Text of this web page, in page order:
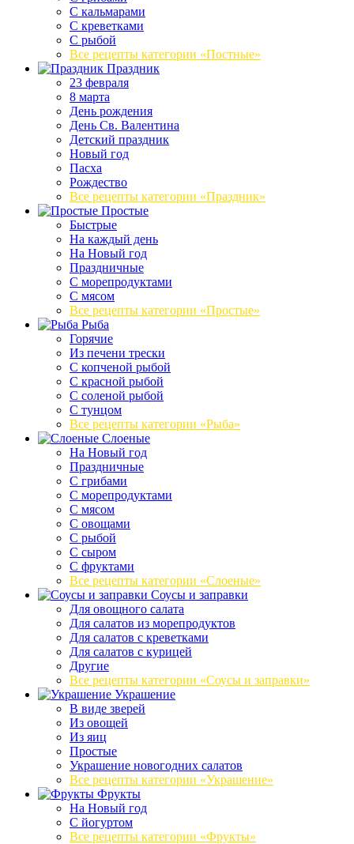
С кальмарами
С креветками
С рыбой
Все рецепты категории «Постные»
Праздник
23 февраля
8 марта
День рождения
День Св. Валентина
Детский праздник
Новый год
Пасха
Рождество
Все рецепты категории «Праздник»
Простые
Быстрые
На каждый день
На Новый год
Праздничные
С морепродуктами
С мясом
Все рецепты категории «Простые»
Рыба
Горячие
Из печени трески
С копченой рыбой
С красной рыбой
С соленой рыбой
С тунцом
Все рецепты категории «Рыба»
Слоеные
На Новый год
Праздничные
С грибами
С морепродуктами
С мясом
С овощами
С рыбой
С сыром
С фруктами
Все рецепты категории «Слоеные»
Соусы и заправки
Для овощного салата
Для салатов из морепродуктов
Для салатов с креветками
Для салатов с курицей
Другие
Все рецепты категории «Соусы и заправки»
Украшение
В виде зверей
Из овощей
Из яиц
Простые
Украшение новогодних салатов
Все рецепты категории «Украшение»
Фрукты
На Новый год
С йогуртом
Все рецепты категории «Фрукты»